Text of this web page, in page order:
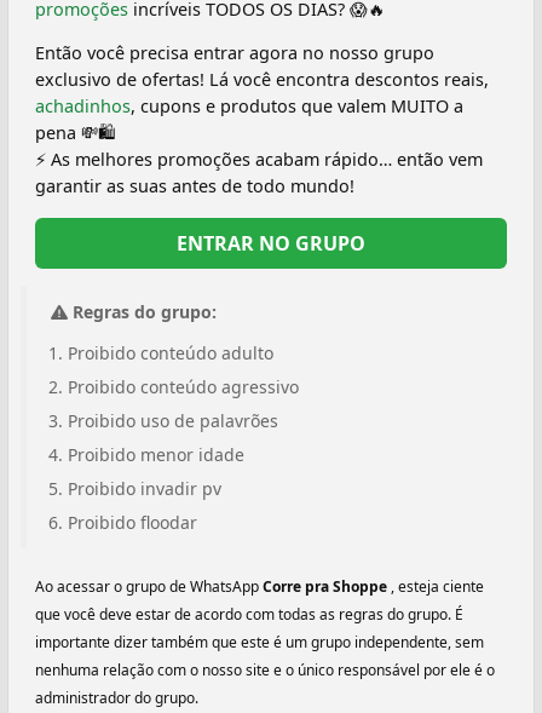
promoções incríveis TODOS OS DIAS? 😱🔥
Então você precisa entrar agora no nosso grupo
exclusivo de ofertas! Lá você encontra descontos reais,
achadinhos, cupons e produtos que valem MUITO a
pena 💸🛍️
⚡ As melhores promoções acabam rápido… então vem
garantir as suas antes de todo mundo!
ENTRAR NO GRUPO
Regras do grupo:
Proibido conteúdo adulto
Proibido conteúdo agressivo
Proibido uso de palavrões
Proibido menor idade
Proibido invadir pv
Proibido floodar
Ao acessar o grupo de WhatsAppCorre pra Shoppe , esteja ciente
que você deve estar de acordo com todas as regras do grupo. É
importante dizer também que este é um grupo independente, sem
nenhuma relação com o nosso site e o único responsável por ele é o
administrador do grupo.